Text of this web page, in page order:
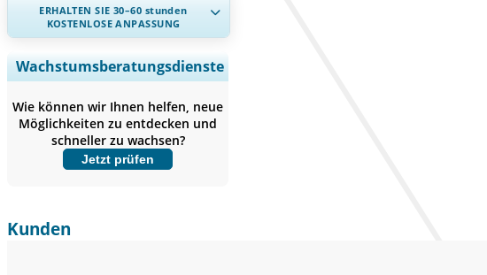
ERHALTEN SIE 30–60 stunden
KOSTENLOSE ANPASSUNG
Regionale und länderspezifische
Abdeckung erweitern,
Unternehmensprofile, Wettbewerbs-
Benchmarking, und Endnutzer-
Einblicke.
Wachstumsberatungsdienste
Wie können wir Ihnen helfen, neue
Möglichkeiten zu entdecken und
schneller zu wachsen?
Jetzt prüfen
Kunden